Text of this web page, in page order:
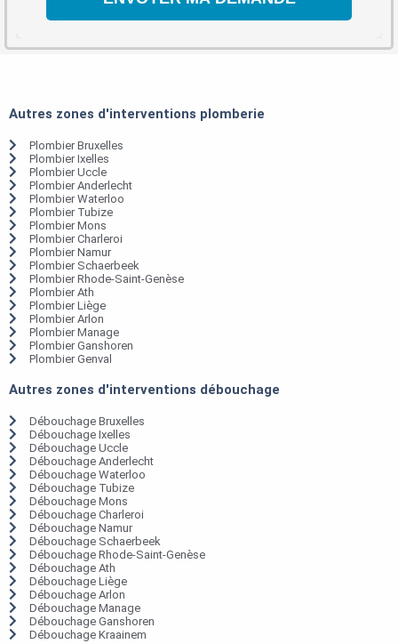
Autres zones d'interventions plomberie
Plombier Bruxelles
Plombier Ixelles
Plombier Uccle
Plombier Anderlecht
Plombier Waterloo
Plombier Tubize
Plombier Mons
Plombier Charleroi
Plombier Namur
Plombier Schaerbeek
Plombier Rhode-Saint-Genèse
Plombier Ath
Plombier Liège
Plombier Arlon
Plombier Manage
Plombier Ganshoren
Plombier Genval
Autres zones d'interventions débouchage
Débouchage Bruxelles
Débouchage Ixelles
Débouchage Uccle
Débouchage Anderlecht
Débouchage Waterloo
Débouchage Tubize
Débouchage Mons
Débouchage Charleroi
Débouchage Namur
Débouchage Schaerbeek
Débouchage Rhode-Saint-Genèse
Débouchage Ath
Débouchage Liège
Débouchage Arlon
Débouchage Manage
Débouchage Ganshoren
Débouchage Kraainem